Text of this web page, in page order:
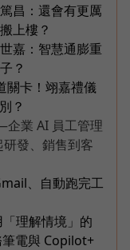
昌：還會有更厲
上樓？
嘉：智慧通膨重
？
關卡！翊嘉禮儀
？
業 AI 員工管理
發、銷售到客
、自動跑完工
理解情境」的
電與 Copilot+